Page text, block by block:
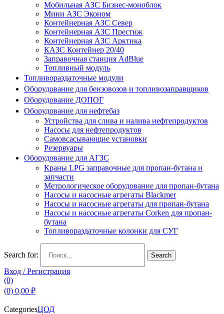
Мобильная АЗС Бизнес-моноблок
Мини АЗС Эконом
Контейнерная АЗС Север
Контейнерная АЗС Престиж
Контейнерная АЗС Арктика
КАЗС Контейнер 20/40
Заправочная станция AdBlue
Топливный модуль
Топливораздаточные модули
Оборудование для бензовозов и топливозаправщиков
Оборудование ДОПОГ
Оборудование для нефтебаз
Устройства для слива и налива нефтепродуктов
Насосы для нефтепродуктов
Самовсасывающие установки
Резервуары
Оборудование для АГЗС
Краны LPG заправочные для пропан-бутана и
запчасти
Метрологическое оборудование для пропан-бутана
Насосы и насосные агрегаты Blackmer
Насосы и насосные агрегаты для пропан-бутана
Насосы и насосные агрегаты Corken для пропан-
бутана
Топливораздаточные колонки для СУГ
Search for: Search
Вход / Регистрация
(0)
(0) 0,00 ₽
CategoriesЦОД